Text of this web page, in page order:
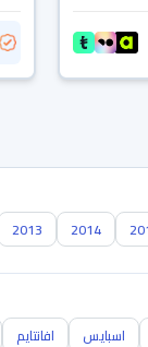
2014
2013
اسبايس افانتايم